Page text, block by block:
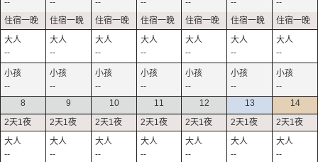
--
--
--
--
--
--
--
--
--
--
--
--
--
--
--
--
--
--
--
--
--
8
--
9
--
10
--
11
--
12
--
13
--
14
--